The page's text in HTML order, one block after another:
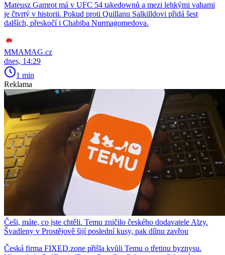
Mateusz Gamrot má v UFC 54 takedownů a mezi lehkými vahami
je čtvrtý v historii. Pokud proti Quillanu Salkilldovi přidá šest
dalších, přeskočí i Chabiba Nurmagomedova.
MMAMAG.cz
dnes, 14:29
1 min
Reklama
Češi, máte, co jste chtěli. Temu zničilo českého dodavatele Alzy.
Švadleny v Prostějově šijí poslední kusy, pak dílnu zavřou
Česká firma FIXED.zone přišla kvůli Temu o třetinu byznysu.